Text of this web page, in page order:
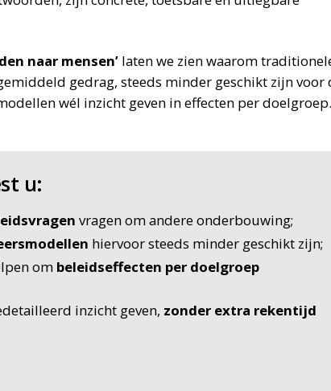
naar mensen’ laten we zien waarom
gedrag, steeds minder geschikt zijn voor
wél inzicht geven in effecten per doelgroep.
u:
vragen om andere onderbouwing;
hiervoor steeds minder geschikt zijn;
om beleidseffecten per doelgroep
inzicht geven, zonder extra rekentijd